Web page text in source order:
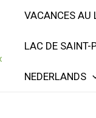
VACANCES AU
LAC DE SAINT-
NEDERLANDS